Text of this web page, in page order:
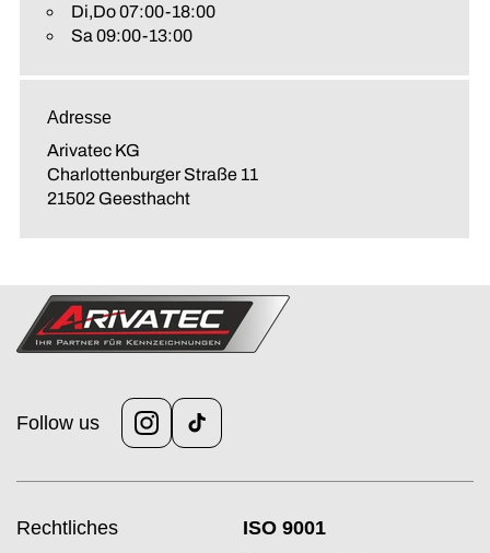
Di,Do 07:00-18:00
Sa 09:00-13:00
Adresse
Arivatec KG
Charlottenburger Straße 11
21502 Geesthacht
Follow us
Instagram
TikTok
Rechtliches ISO 9001